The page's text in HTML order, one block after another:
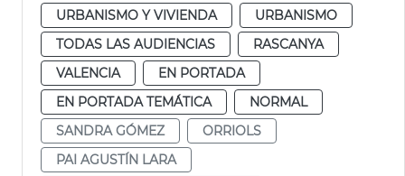
URBANISMO Y VIVIENDA
URBANISMO
TODAS LAS AUDIENCIAS
RASCANYA
VALENCIA
EN PORTADA
EN PORTADA TEMÁTICA
NORMAL
SANDRA GÓMEZ
ORRIOLS
PAI AGUSTÍN LARA